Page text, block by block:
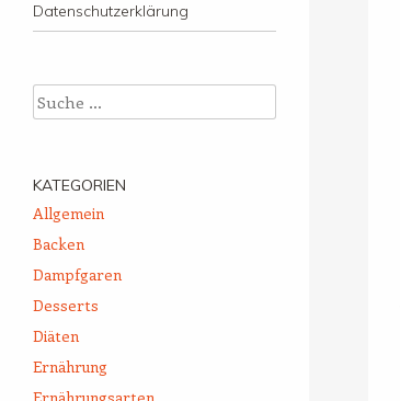
Datenschutzerklärung
Suche
KATEGORIEN
Allgemein
Backen
Dampfgaren
Desserts
Diäten
Ernährung